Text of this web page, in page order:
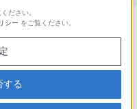
ださい。
シー をご覧ください。
する